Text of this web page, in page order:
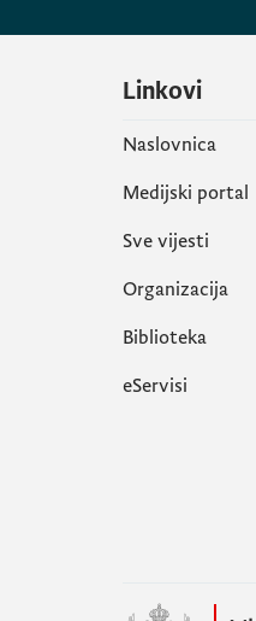
Linkovi
Naslovnica
Medijski portal
Sve vijesti
Organizacija
Biblioteka
eServisi